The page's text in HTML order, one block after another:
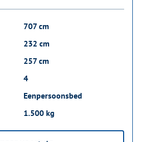
707 cm
232 cm
257 cm
4
Eenpersoonsbed
1.500 kg